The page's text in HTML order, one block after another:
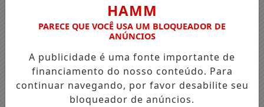
HAMM
PARECE QUE VOCÊ USA UM BLOQUEADOR DE
ANÚNCIOS
A publicidade é uma fonte importante de
financiamento do nosso conteúdo. Para
continuar navegando, por favor desabilite seu
bloqueador de anúncios.